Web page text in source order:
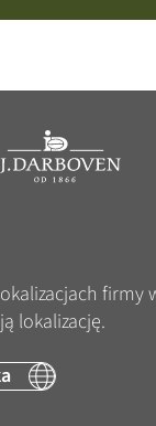
firmy
lokalizację.